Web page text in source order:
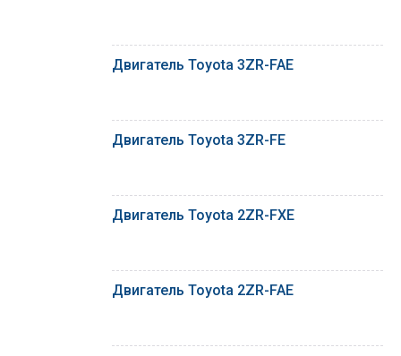
Двигатель Toyota 3ZR-FAE
Двигатель Toyota 3ZR-FE
Двигатель Toyota 2ZR-FXE
Двигатель Toyota 2ZR-FAE